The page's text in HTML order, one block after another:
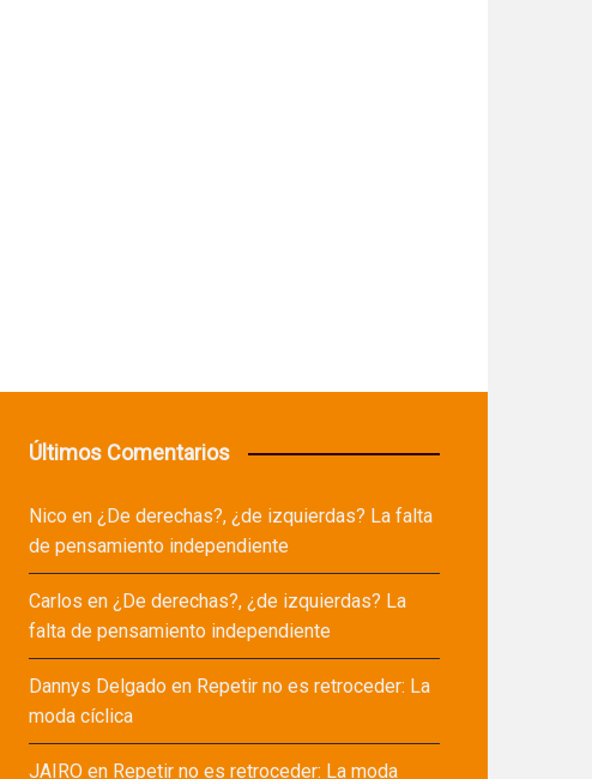
Últimos Comentarios
Nicoen ¿De derechas?, ¿de izquierdas? La falta
de pensamiento independiente
Carlos en ¿De derechas?, ¿de izquierdas? La
falta de pensamiento independiente
Dannys Delgadoen Repetir no es retroceder: La
moda cíclica
JAIROen Repetir no es retroceder: La moda